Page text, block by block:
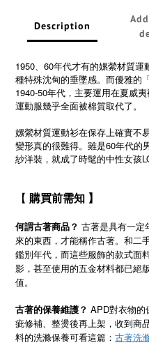
Description
1950、60年代才有的嫘縈材質
種特殊沈甸的垂墜感。而優雅的
1940-50年代，主要運用在夏威
運動服幾乎全面被棉質取代了。
嫘縈材質運動衫在保存上確實不
變形真的很難得。雖是60年代的
紗洋裝，就成了時髦的中性女孩
【 購買前需知 】
何謂古著商品？ 古著是具有一定
來的東西，才能稱作古著。和二
鑑別年代，而這些服飾的款式面
影，甚至使用的五金材料都已絕
值。
古著的保養維護？ APD對衣物的
疵修補、整燙後再上架，收到商
料的洗滌保養可看這篇： 古著洗